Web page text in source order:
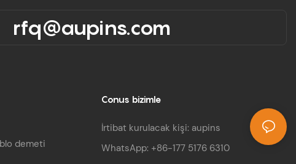
rfq@aupins.com
demeti
Conus bizimle
İrtibat kurulacak kişi: aupins
WhatsApp: +86-177 5176 6310